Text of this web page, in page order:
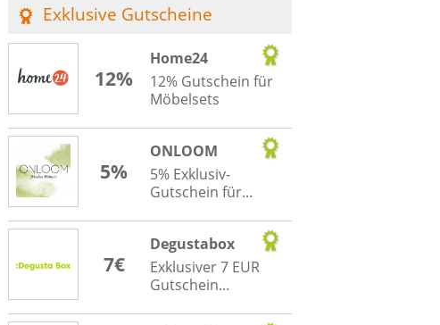
Exklusive Gutscheine
12%
Home24
12% Gutschein für
Möbelsets
5%
ONLOOM
5% Exklusiv-
Gutschein für...
7€
Degustabox
Exklusiver 7 EUR
Gutschein...